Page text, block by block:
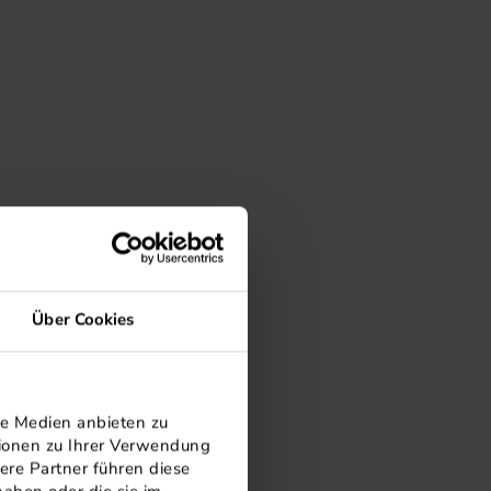
Über Cookies
Medien anbieten zu
zu Ihrer Verwendung
Partner führen diese